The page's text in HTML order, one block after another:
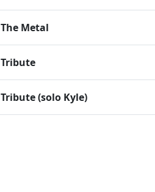
The Metal
Tribute
Tribute (solo Kyle)